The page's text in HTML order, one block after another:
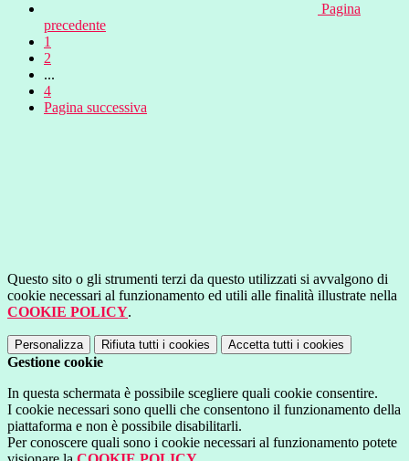
Pagina
precedente
1
2
...
4
Pagina successiva
Questo sito o gli strumenti terzi da questo utilizzati si avvalgono di
cookie necessari al funzionamento ed utili alle finalità illustrate nella
COOKIE POLICY.
Personalizza Rifiuta tutti i cookies Accetta tutti i cookies
Gestione cookie
In questa schermata è possibile scegliere quali cookie consentire.
I cookie necessari sono quelli che consentono il funzionamento della
piattaforma e non è possibile disabilitarli.
Per conoscere quali sono i cookie necessari al funzionamento potete